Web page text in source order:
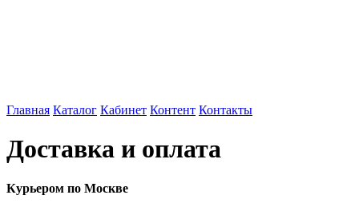
Главная Каталог Кабинет Контент Контакты
Доставка и оплата
Курьером по Москве